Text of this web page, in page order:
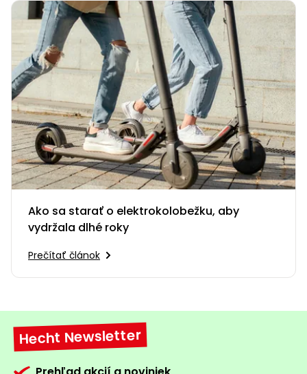
Ako sa starať o elektrokolobežku, aby
vydržala dlhé roky
Prečítať článok
Hecht Newsletter